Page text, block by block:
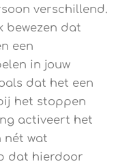
verschillend.
bewezen dat
een
in jouw
dat het een
het stoppen
activeert het
nét wat
dat hierdoor